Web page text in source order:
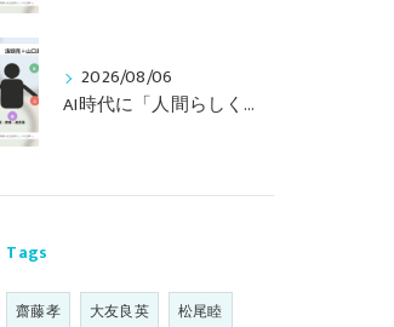
2026/08/06
AI時代に「人間らしく働く」には？ 〜山口周さんのインタビュー記事、動画より〜
Tags
齋藤孝 大友良英
松尾睦